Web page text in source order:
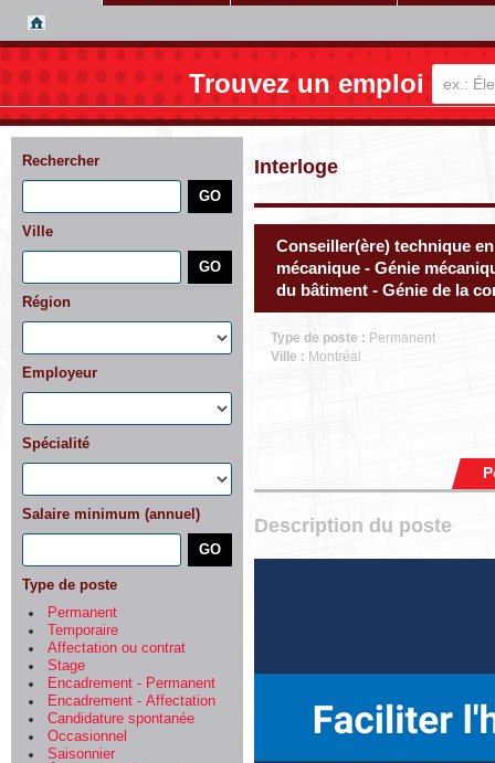
Trouvez un emploi
Rechercher
Ville
Région
Employeur
Spécialité
Salaire minimum (annuel)
Type de poste
Permanent
Temporaire
Affectation ou contrat
Stage
Encadrement - Permanent
Encadrement - Affectation
Candidature spontanée
Occasionnel
Saisonnier
Interloge
Conseiller(ère) technique
mécanique - Génie
du bâtiment - Génie de la
Type de poste : Permanent
Ville : Montréal
Description du poste